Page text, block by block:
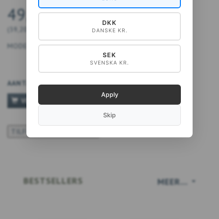
49,00 DKK
MODEL: 5711612025842
AANTAL
VOEG TOE AAN WINKELWAGEN
MEER...
BESTSELLERS
DKK
DANSKE KR.
SEK
SVENSKA KR.
Apply
Skip